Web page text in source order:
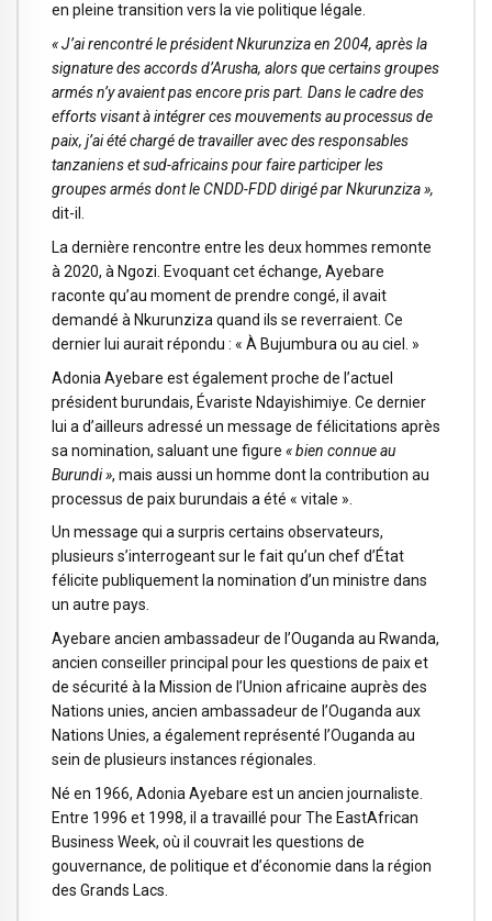
en pleine transition vers la vie politique légale.
« J’ai rencontré le président Nkurunziza en 2004, après la
signature des accords d’Arusha, alors que certains groupes
armés n’y avaient pas encore pris part. Dans le cadre des
efforts visant à intégrer ces mouvements au processus de
paix, j’ai été chargé de travailler avec des responsables
tanzaniens et sud-africains pour faire participer les
groupes armés dont le CNDD-FDD dirigé par Nkurunziza »,
dit-il.
La dernière rencontre entre les deux hommes remonte
à 2020, à Ngozi. Evoquant cet échange, Ayebare
raconte qu’au moment de prendre congé, il avait
demandé à Nkurunziza quand ils se reverraient. Ce
dernier lui aurait répondu : « À Bujumbura ou au ciel. »
Adonia Ayebare est également proche de l’actuel
président burundais, Évariste Ndayishimiye. Ce dernier
lui a d’ailleurs adressé un message de félicitations après
sa nomination, saluant une figure « bien connue au
Burundi », mais aussi un homme dont la contribution au
processus de paix burundais a été « vitale ».
Un message qui a surpris certains observateurs,
plusieurs s’interrogeant sur le fait qu’un chef d’État
félicite publiquement la nomination d’un ministre dans
un autre pays.
Ayebare ancien ambassadeur de l’Ouganda au Rwanda,
ancien conseiller principal pour les questions de paix et
de sécurité à la Mission de l’Union africaine auprès des
Nations unies, ancien ambassadeur de l’Ouganda aux
Nations Unies, a également représenté l’Ouganda au
sein de plusieurs instances régionales.
Né en 1966, Adonia Ayebare est un ancien journaliste.
Entre 1996 et 1998, il a travaillé pour The EastAfrican
Business Week, où il couvrait les questions de
gouvernance, de politique et d’économie dans la région
des Grands Lacs.